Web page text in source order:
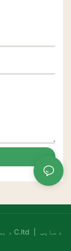
د چاپ حق © 20222HFIFI د بسته کولو ټیکنالوژي C.ltd |